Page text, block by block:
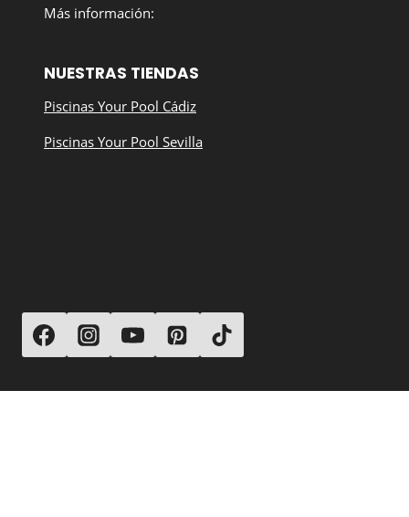
Más información:
NUESTRAS TIENDAS
Piscinas Your Pool Cádiz
Piscinas Your Pool Sevilla